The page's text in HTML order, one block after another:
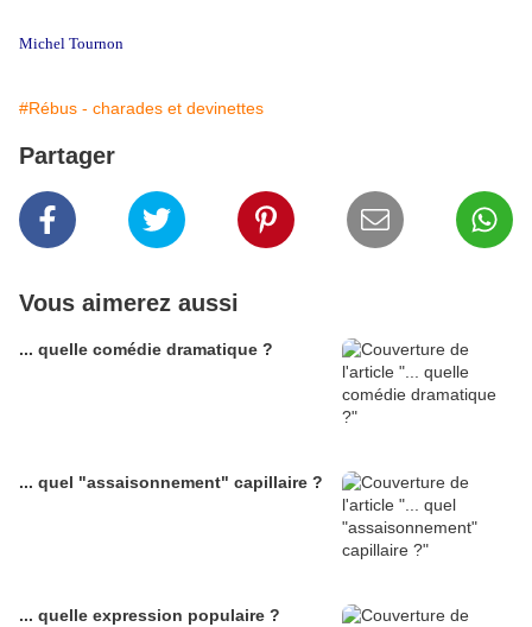
Michel Tournon
#Rébus - charades et devinettes
Partager
Vous aimerez aussi
... quelle comédie dramatique ?
... quel "assaisonnement" capillaire ?
... quelle expression populaire ?